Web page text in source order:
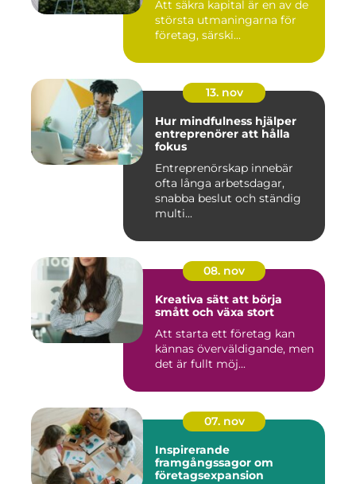
Att säkra kapital är en av de
största utmaningarna för
företag, särski...
13. nov
Hur mindfulness hjälper
entreprenörer att hålla
fokus
Entreprenörskap innebär
ofta långa arbetsdagar,
snabba beslut och ständig
multi...
08. nov
Kreativa sätt att börja
smått och växa stort
Att starta ett företag kan
kännas överväldigande, men
det är fullt möj...
07. nov
Inspirerande
framgångssagor om
företagsexpansion